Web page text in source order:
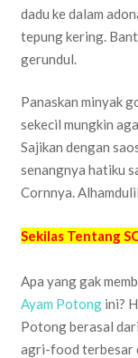
dadu ke dalam
tepung kering.
gerundul.
Panaskan minyak
sekecil mungkin
Sajikan dengan
senangnya hatiku
Cornnya.
Sekilas Tentang
Apa yang gak
Ayam Potongini?
Potong berasal
agri-food terbesar